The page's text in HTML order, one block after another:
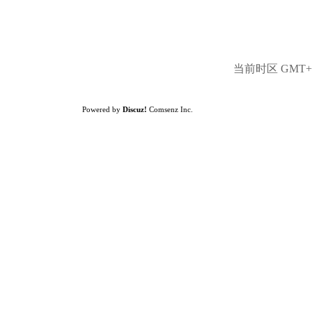
当前时区
Powered by Discuz! Comsenz Inc.